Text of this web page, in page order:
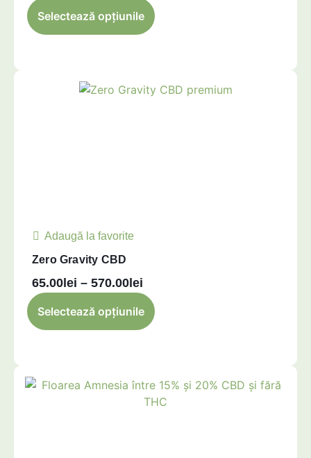
Selectează opțiunile
Adaugă la favorite
Zero Gravity CBD
65.00 lei – 570.00 lei
Selectează opțiunile